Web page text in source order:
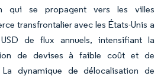
qui se propagent vers les villes
transfrontalier avec les États-Unis a
de flux annuels, intensifiant la
de devises à faible coût et de
La dynamique de délocalisation de